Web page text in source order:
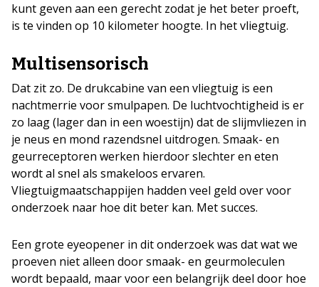
kunt geven aan een gerecht zodat je het beter proeft,
is te vinden op 10 kilometer hoogte. In het vliegtuig.
Multisensorisch
Dat zit zo. De drukcabine van een vliegtuig is een
nachtmerrie voor smulpapen. De luchtvochtigheid is er
zo laag (lager dan in een woestijn) dat de slijmvliezen in
je neus en mond razendsnel uitdrogen. Smaak- en
geurreceptoren werken hierdoor slechter en eten
wordt al snel als smakeloos ervaren.
Vliegtuigmaatschappijen hadden veel geld over voor
onderzoek naar hoe dit beter kan. Met succes.
Een grote eyeopener in dit onderzoek was dat wat we
proeven niet alleen door smaak- en geurmoleculen
wordt bepaald, maar voor een belangrijk deel door hoe